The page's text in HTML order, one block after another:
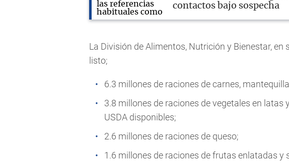
contactos bajo sospecha
La División de Alimentos, Nutrición y Bienestar, en
listo;
6.3 millones de raciones de carnes,
3.8 millones de raciones de vegetales en latas
USDA disponibles;
2.6 millones de raciones de queso;
1.6 millones de raciones de frutas enlatadas y